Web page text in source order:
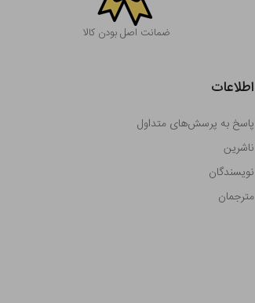
ضمانت اصل بودن کالا
اطلاعات
پاسخ به پرسش‌های متداول
ناشرین
نویسندگان
مترجمان